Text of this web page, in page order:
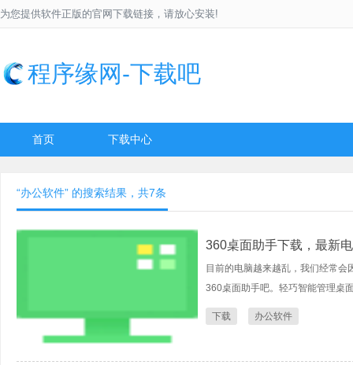
为您提供软件正版的官网下载链接，请放心安装!
程序缘网-下载吧
首页 下载中心
“办公软件” 的搜索结果，共7条
360桌面助手下载，最新
目前的电脑越来越乱，我们经常
360桌面助手吧。轻巧智能管理桌
下载 办公软件